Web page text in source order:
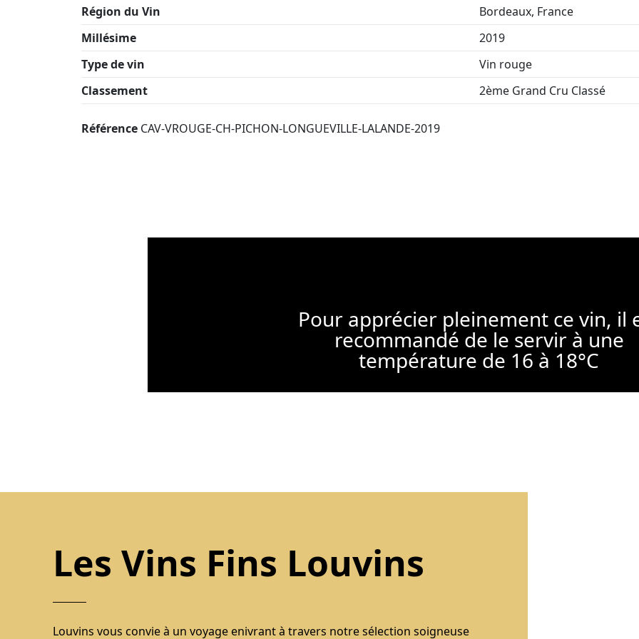
Région du Vin
Bordeaux, France
Millésime
2019
Type de vin
Vin rouge
Classement
2ème Grand Cru Classé
Référence CAV-VROUGE-CH-PICHON-LONGUEVILLE-LALANDE-2019
Pour apprécier pleinement ce vin, il
recommandé de le servir à une
température de 16 à 18°C
Les Vins Fins Louvins
Louvins vous convie à un voyage enivrant à travers notre sélection soigneuse